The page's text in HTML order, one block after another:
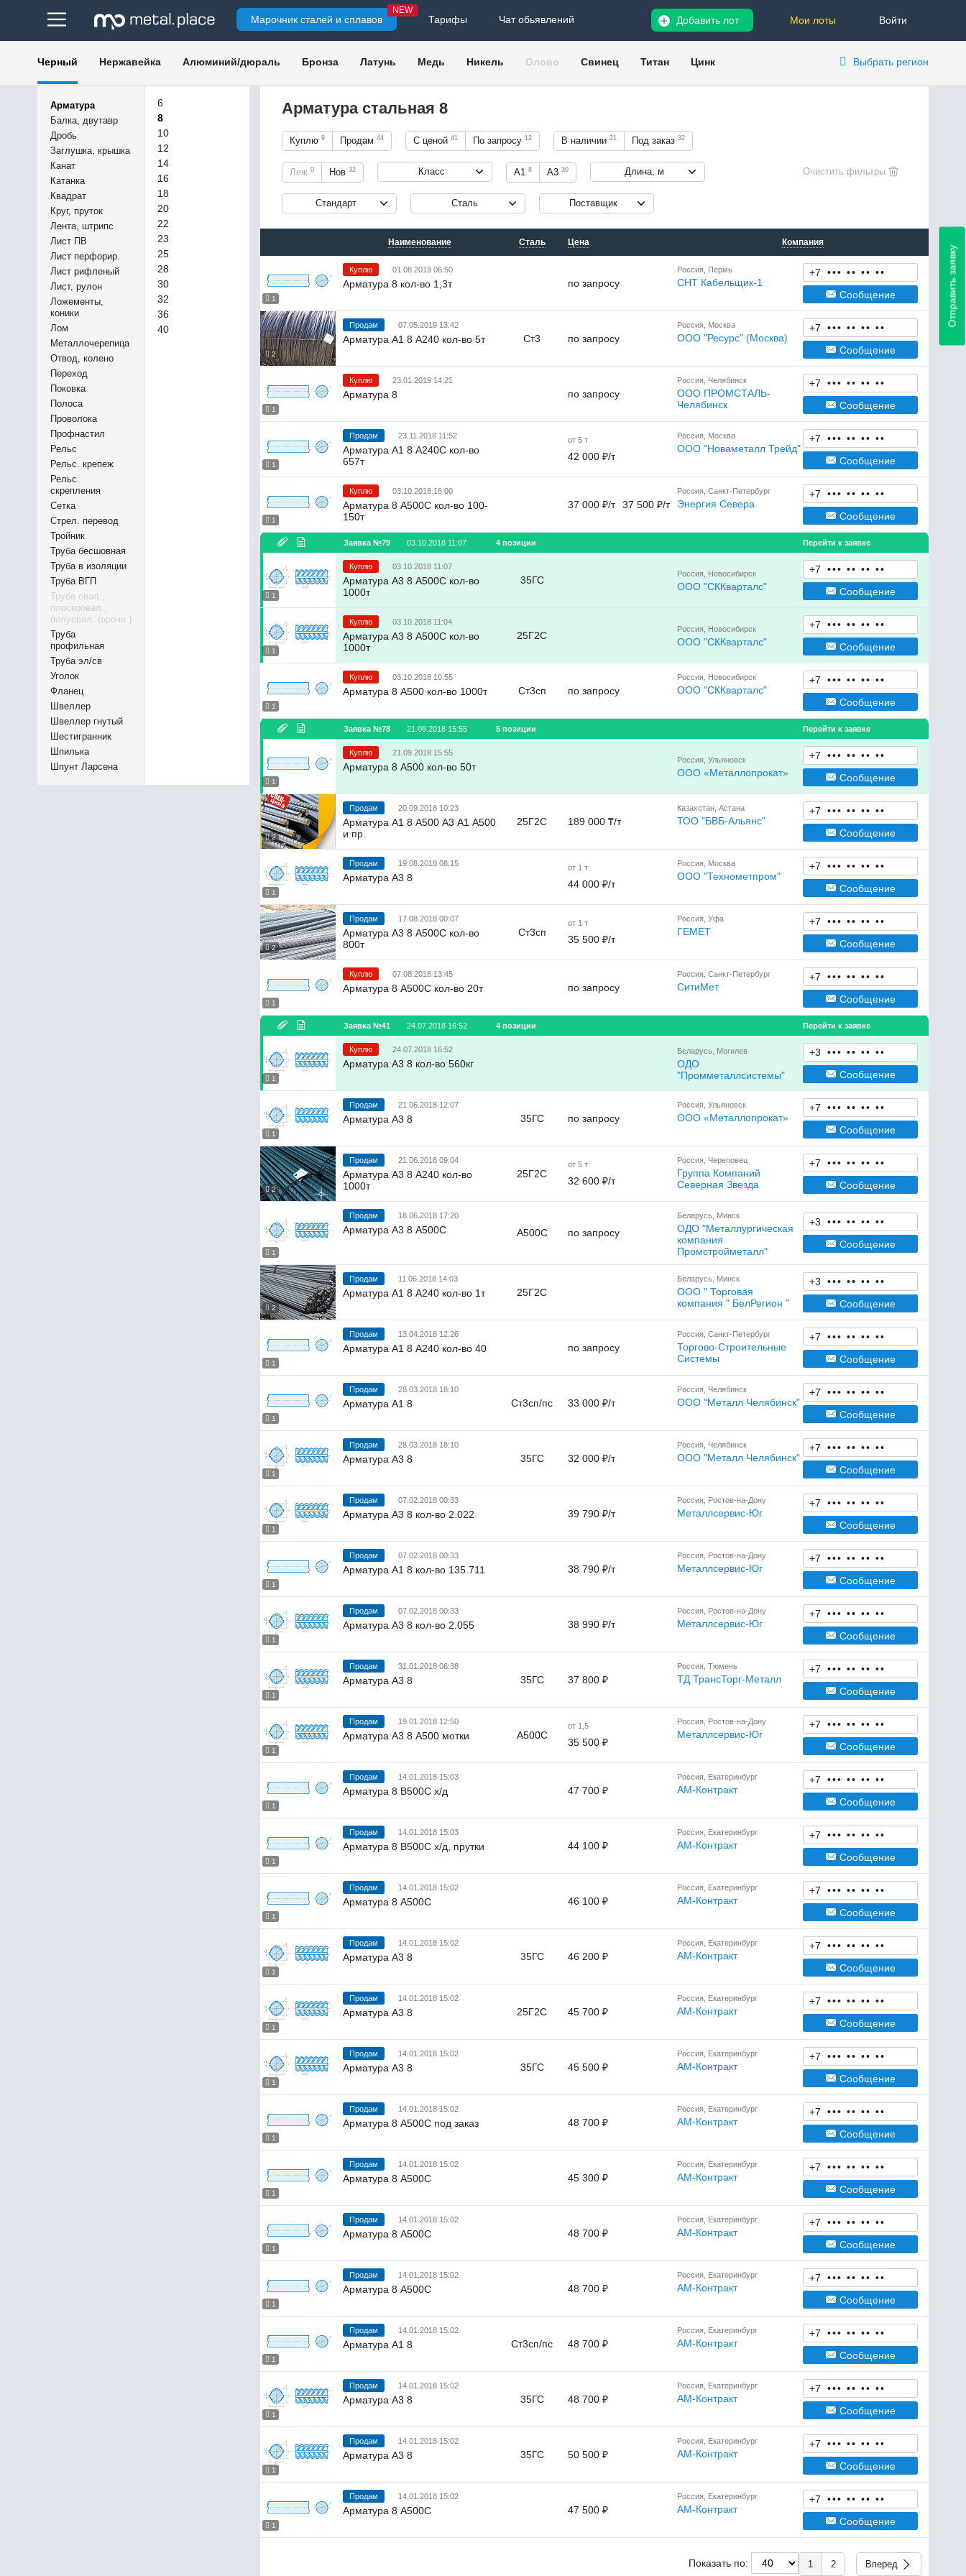
Марочник сталей и сплавов
NEW
Тарифы Чат обьявлений Войти
Мои лоты
Добавить лот
Черный Нержавейка Алюминий/дюраль Бронза Латунь Медь Никель Олово Свинец Титан Цинк Выбрать регион
Арматура
Балка, двутавр
Дробь
Заглушка, крышка
Канат
Катанка
Квадрат
Круг, пруток
Лента, штрипс
Лист ПВ
Лист перфорир.
Лист рифленый
Лист, рулон
Ложементы,
коники
Лом
Металлочерепица
Отвод, колено
Переход
Поковка
Полоса
Проволока
Профнастил
Рельс
Рельс. крепеж
Рельс.
скрепления
Сетка
Стрел. перевод
Тройник
Труба бесшовная
Труба в изоляции
Труба ВГП
Труба овал.,
плоскоовал.,
полуовал. (арочн.)
Труба
профильная
Труба эл/св
Уголок
Фланец
Швеллер
Швеллер гнутый
Шестигранник
Шпилька
Шпунт Ларсена
6
8
10
12
14
16
18
20
22
23
25
28
30
32
36
40
Арматура стальная 8
Куплю 9 Продам 44 С ценой 41 По запросу 12 В наличии 21 Под заказ 32
Леж 0 Нов 32 Класс А1 8 А3 30 Длина, м
Стандарт Сталь Поставщик
Наименование Сталь Цена Компания
1
Куплю 01.08.2019 06:50
Арматура 8 кол-во 1,3т по запросу
Россия, Пермь
СНТ Кабельщик-1
+7 ••• •• •• ••
Сообщение
2
Продам 07.05.2019 13:42
Арматура А1 8 А240 кол-во 5т Ст3 по запросу
Россия, Москва
ООО "Ресурс" (Москва)
+7 ••• •• •• ••
Сообщение
1
Куплю 23.01.2019 14:21
Арматура 8 по запросу
Россия, Челябинск
ООО ПРОМСТАЛЬ-
Челябинск
+7 ••• •• •• ••
Сообщение
1
Продам 23.11.2018 11:52
Арматура А1 8 А240С кол-во
657т
от 5 т
42 000 ₽/т
Россия, Москва
ООО "Новаметалл Трейд"
+7 ••• •• •• ••
Сообщение
1
Куплю 03.10.2018 16:00
Арматура 8 А500С кол-во 100-
150т
37 000 ₽/т 37 500 ₽/т
Россия, Санкт-Петербург
Энергия Севера
+7 ••• •• •• ••
Сообщение
Заявка №79 03.10.2018 11:07 4 позиции Перейти к заявке
1
Куплю 03.10.2018 11:07
Арматура А3 8 А500С кол-во
1000т
35ГС
Россия, Новосибирск
ООО "СККварталс"
+7 ••• •• •• ••
Сообщение
1
Куплю 03.10.2018 11:04
Арматура А3 8 А500С кол-во
1000т
25Г2С
Россия, Новосибирск
ООО "СККварталс"
+7 ••• •• •• ••
Сообщение
1
Куплю 03.10.2018 10:55
Арматура 8 А500 кол-во 1000т Ст3сп по запросу
Россия, Новосибирск
ООО "СККварталс"
+7 ••• •• •• ••
Сообщение
Заявка №78 21.09.2018 15:55 5 позиции Перейти к заявке
1
Куплю 21.09.2018 15:55
Арматура 8 А500 кол-во 50т
Россия, Ульяновск
OOO «Металлопрокат»
+7 ••• •• •• ••
Сообщение
2
Продам 20.09.2018 10:23
Арматура А1 8 А500 А3 А1 А500
и пр.
25Г2С 189 000 ₸/т
Казахстан, Астана
ТОО "БВБ-Альянс"
+7 ••• •• •• ••
Сообщение
1
Продам 19.08.2018 08:15
Арматура А3 8
от 1 т
44 000 ₽/т
Россия, Москва
ООО "Технометпром"
+7 ••• •• •• ••
Сообщение
2
Продам 17.08.2018 00:07
Арматура А3 8 А500С кол-во
800т
Ст3сп
от 1 т
35 500 ₽/т
Россия, Уфа
ГЕМЕТ
+7 ••• •• •• ••
Сообщение
1
Куплю 07.08.2018 13:45
Арматура 8 А500С кол-во 20т по запросу
Россия, Санкт-Петербург
СитиМет
+7 ••• •• •• ••
Сообщение
Заявка №41 24.07.2018 16:52 4 позиции Перейти к заявке
1
Куплю 24.07.2018 16:52
Арматура А3 8 кол-во 560кг
Беларусь, Могилев
ОДО
"Промметаллсистемы"
+3 ••• •• •• ••
Сообщение
1
Продам 21.06.2018 12:07
Арматура А3 8 35ГС по запросу
Россия, Ульяновск
OOO «Металлопрокат»
+7 ••• •• •• ••
Сообщение
2
Продам 21.06.2018 09:04
Арматура А3 8 А240 кол-во
1000т
25Г2С
от 5 т
32 600 ₽/т
Россия, Череповец
Группа Компаний
Северная Звезда
+7 ••• •• •• ••
Сообщение
1
Продам 18.06.2018 17:20
Арматура А3 8 А500С A500C по запросу
Беларусь, Минск
ОДО "Металлургическая
компания
Промстройметалл"
+3 ••• •• •• ••
Сообщение
2
Продам 11.06.2018 14:03
Арматура А1 8 А240 кол-во 1т 25Г2С
Беларусь, Минск
OOO " Торговая
компания " БелРегион "
+3 ••• •• •• ••
Сообщение
1
Продам 13.04.2018 12:26
Арматура А1 8 А240 кол-во 40 по запросу
Россия, Санкт-Петербург
Торгово-Строительные
Системы
+7 ••• •• •• ••
Сообщение
1
Продам 28.03.2018 18:10
Арматура А1 8 Ст3сп/пс 33 000 ₽/т
Россия, Челябинск
ООО "Металл Челябинск"
+7 ••• •• •• ••
Сообщение
1
Продам 28.03.2018 18:10
Арматура А3 8 35ГС 32 000 ₽/т
Россия, Челябинск
ООО "Металл Челябинск"
+7 ••• •• •• ••
Сообщение
1
Продам 07.02.2018 00:33
Арматура А3 8 кол-во 2.022 39 790 ₽/т
Россия, Ростов-на-Дону
Металлсервис-Юг
+7 ••• •• •• ••
Сообщение
1
Продам 07.02.2018 00:33
Арматура А1 8 кол-во 135.711 38 790 ₽/т
Россия, Ростов-на-Дону
Металлсервис-Юг
+7 ••• •• •• ••
Сообщение
1
Продам 07.02.2018 00:33
Арматура А3 8 кол-во 2.055 38 990 ₽/т
Россия, Ростов-на-Дону
Металлсервис-Юг
+7 ••• •• •• ••
Сообщение
1
Продам 31.01.2018 06:38
Арматура А3 8 35ГС 37 800 ₽
Россия, Тюмень
ТД ТрансТорг-Металл
+7 ••• •• •• ••
Сообщение
1
Продам 19.01.2018 12:50
Арматура А3 8 А500 мотки A500C
от 1,5
35 500 ₽
Россия, Ростов-на-Дону
Металлсервис-Юг
+7 ••• •• •• ••
Сообщение
1
Продам 14.01.2018 15:03
Арматура 8 В500С х/д 47 700 ₽
Россия, Екатеринбург
АМ-Контракт
+7 ••• •• •• ••
Сообщение
1
Продам 14.01.2018 15:03
Арматура 8 В500С х/д, прутки 44 100 ₽
Россия, Екатеринбург
АМ-Контракт
+7 ••• •• •• ••
Сообщение
1
Продам 14.01.2018 15:02
Арматура 8 А500С 46 100 ₽
Россия, Екатеринбург
АМ-Контракт
+7 ••• •• •• ••
Сообщение
1
Продам 14.01.2018 15:02
Арматура А3 8 35ГС 46 200 ₽
Россия, Екатеринбург
АМ-Контракт
+7 ••• •• •• ••
Сообщение
1
Продам 14.01.2018 15:02
Арматура А3 8 25Г2С 45 700 ₽
Россия, Екатеринбург
АМ-Контракт
+7 ••• •• •• ••
Сообщение
1
Продам 14.01.2018 15:02
Арматура А3 8 35ГС 45 500 ₽
Россия, Екатеринбург
АМ-Контракт
+7 ••• •• •• ••
Сообщение
1
Продам 14.01.2018 15:02
Арматура 8 А500С под заказ 48 700 ₽
Россия, Екатеринбург
АМ-Контракт
+7 ••• •• •• ••
Сообщение
1
Продам 14.01.2018 15:02
Арматура 8 А500С 45 300 ₽
Россия, Екатеринбург
АМ-Контракт
+7 ••• •• •• ••
Сообщение
1
Продам 14.01.2018 15:02
Арматура 8 А500С 48 700 ₽
Россия, Екатеринбург
АМ-Контракт
+7 ••• •• •• ••
Сообщение
1
Продам 14.01.2018 15:02
Арматура 8 А500С 48 700 ₽
Россия, Екатеринбург
АМ-Контракт
+7 ••• •• •• ••
Сообщение
1
Продам 14.01.2018 15:02
Арматура А1 8 Ст3сп/пс 48 700 ₽
Россия, Екатеринбург
АМ-Контракт
+7 ••• •• •• ••
Сообщение
1
Продам 14.01.2018 15:02
Арматура А3 8 35ГС 48 700 ₽
Россия, Екатеринбург
АМ-Контракт
+7 ••• •• •• ••
Сообщение
1
Продам 14.01.2018 15:02
Арматура А3 8 35ГС 50 500 ₽
Россия, Екатеринбург
АМ-Контракт
+7 ••• •• •• ••
Сообщение
1
Продам 14.01.2018 15:02
Арматура 8 А500С 47 500 ₽
Россия, Екатеринбург
АМ-Контракт
+7 ••• •• •• ••
Сообщение
1 2 Вперед
Показать по:
Отправить заявку